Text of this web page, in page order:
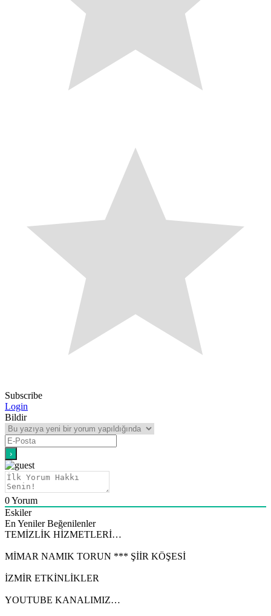
Subscribe
Login
Bildir
0Yorum
Eskiler
En Yeniler Beğenilenler
TEMİZLİK HİZMETLERİ…
MİMAR NAMIK TORUN *** ŞİİR KÖŞESİ
İZMİR ETKİNLİKLER
YOUTUBE KANALIMIZ…